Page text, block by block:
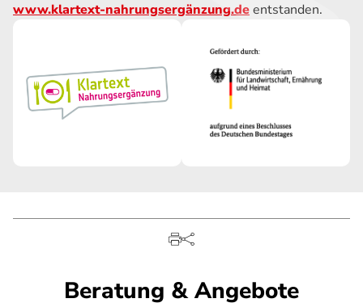
www.klartext-nahrungsergänzung.deentstanden.
Beratung & Angebote